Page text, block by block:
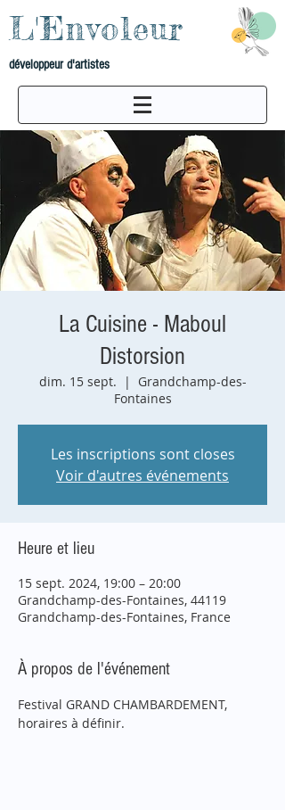
L'Envoleur
développeur d'artistes
La Cuisine - Maboul
Distorsion
dim. 15 sept.
  |
Grandchamp-des-
Fontaines
Les inscriptions sont closes
Voir d'autres événements
Heure et lieu
15 sept. 2024, 19:00 – 20:00
Grandchamp-des-Fontaines, 44119
Grandchamp-des-Fontaines, France
À propos de l'événement
Festival GRAND CHAMBARDEMENT,
horaires à définir.